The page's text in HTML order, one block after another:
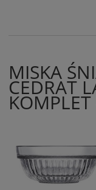
MISKA
CEDRAT